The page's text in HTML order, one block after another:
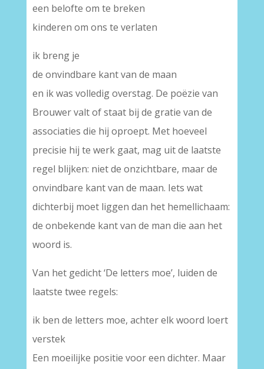
een belofte om te breken
kinderen om ons te verlaten
ik breng je
de onvindbare kant van de maan
en ik was volledig overstag. De poëzie van
Brouwer valt of staat bij de gratie van de
associaties die hij oproept. Met hoeveel
precisie hij te werk gaat, mag uit de laatste
regel blijken: niet de onzichtbare, maar de
onvindbare kant van de maan. Iets wat
dichterbij moet liggen dan het hemellichaam:
de onbekende kant van de man die aan het
woord is.
Van het gedicht ‘De letters moe’, luiden de
laatste twee regels:
ik ben de letters moe, achter elk woord loert
verstek
Een moeilijke positie voor een dichter. Maar